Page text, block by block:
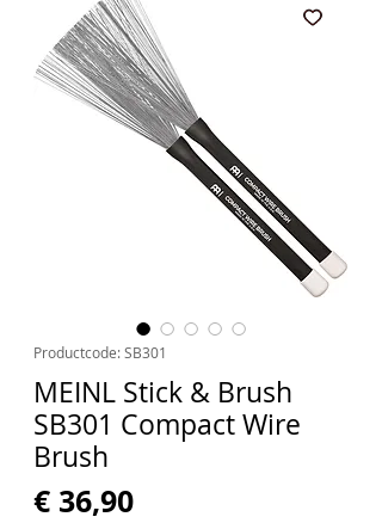
Productcode: SB301
MEINL Stick & Brush
SB301 Compact Wire
Brush
€ 36,90Prijs